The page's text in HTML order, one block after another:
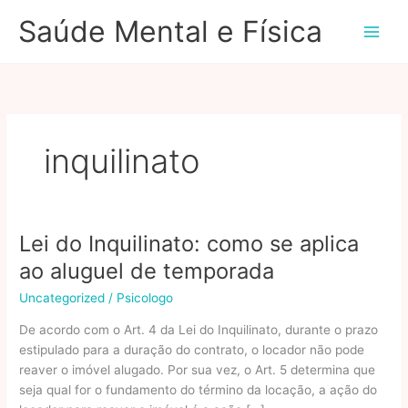
paraSaúde Mental e Física
inquilinato
Lei do Inquilinato: como se aplica
ao aluguel de temporada
Uncategorized / Psicologo
De acordo com o Art. 4 da Lei do Inquilinato, durante o prazo
estipulado para a duração do contrato, o locador não pode
reaver o imóvel alugado. Por sua vez, o Art. 5 determina que
seja qual for o fundamento do término da locação, a ação do